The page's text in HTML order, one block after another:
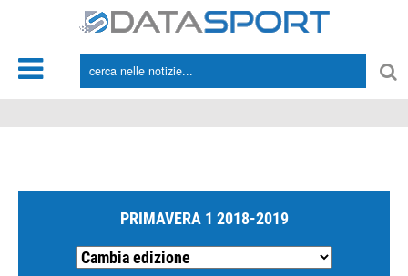
PRIMAVERA 1 2018-2019